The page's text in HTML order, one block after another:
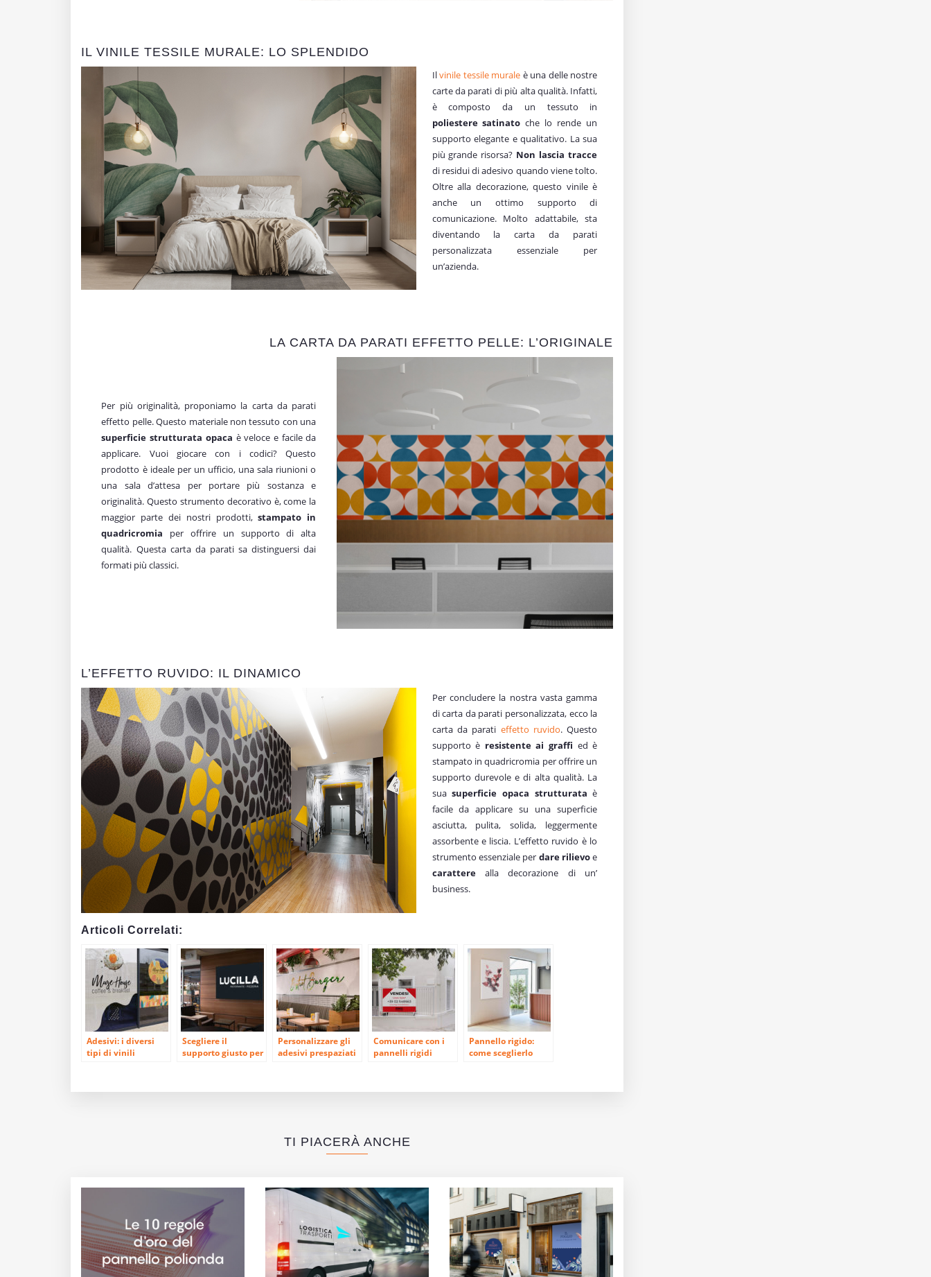
IL VINILE TESSILE MURALE: LO SPLENDIDO
Ilvinile tessile murale è una delle nostre
carte da parati di più alta qualità. Infatti,
è composto da un tessuto in
poliestere satinato che lo rende un
supporto elegante e qualitativo. La sua
più grande risorsa? Non lascia tracce
di residui di adesivo quando viene tolto.
Oltre alla decorazione, questo vinile è
anche un ottimo supporto di
comunicazione. Molto adattabile, sta
diventando la carta da parati
personalizzata essenziale per
un’azienda.
LA CARTA DA PARATI EFFETTO PELLE: L’ORIGINALE
Per più originalità, proponiamo la carta da parati
effetto pelle. Questo materiale non tessuto con una
superficie strutturata opaca è veloce e facile da
applicare. Vuoi giocare con i codici? Questo
prodotto è ideale per un ufficio, una sala riunioni o
una sala d’attesa per portare più sostanza e
originalità. Questo strumento decorativo è, come la
maggior parte dei nostri prodotti,stampato in
quadricromia per offrire un supporto di alta
qualità. Questa carta da parati sa distinguersi dai
formati più classici.
L’EFFETTO RUVIDO: IL DINAMICO
Per concludere la nostra vasta gamma
di carta da parati personalizzata, ecco la
carta da parati effetto ruvido. Questo
supporto è resistente ai graffi ed è
stampato in quadricromia per offrire un
supporto durevole e di alta qualità. La
suasuperficie opaca strutturata è
facile da applicare su una superficie
asciutta, pulita, solida, leggermente
assorbente e liscia. L’effetto ruvido è lo
strumento essenziale per dare rilievoe
carattere alla decorazione di un’
business.
Articoli Correlati:
Adesivi: i diversi
tipi di vinili
Scegliere il
supporto giusto per
Personalizzare gli
adesivi prespaziati
Comunicare con i
pannelli rigidi
Pannello rigido:
come sceglierlo
TI PIACERÀ ANCHE